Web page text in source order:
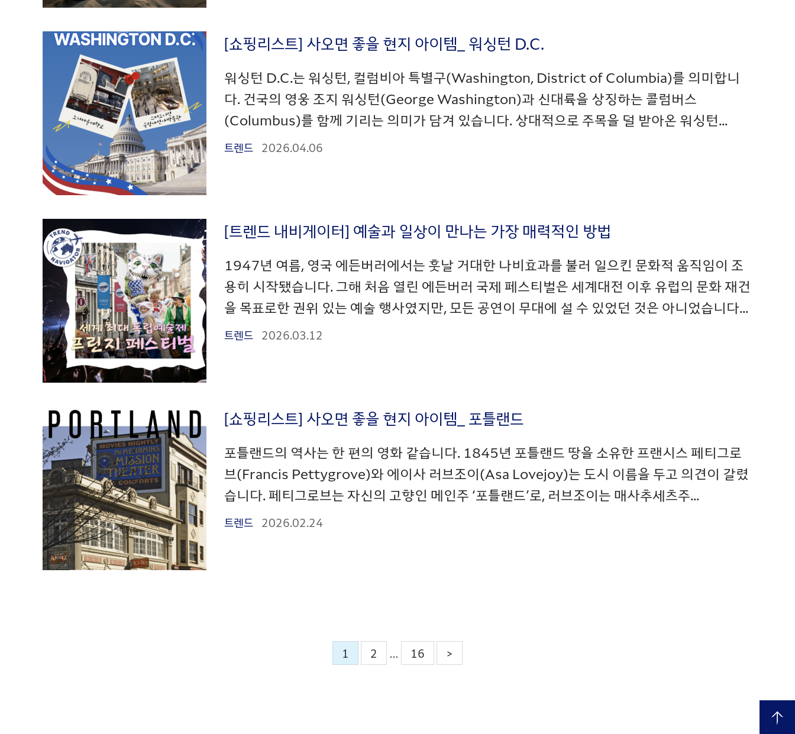
[쇼핑리스트] 사오면 좋을 현지 아이템_ 워싱턴 D.C.
워싱턴 D.C.는 워싱턴, 컬럼비아 특별구(Washington, District of Columbia)를 의미합니
다. 건국의 영웅 조지 워싱턴(George Washington)과 신대륙을 상징하는 콜럼버스
(Columbus)를 함께 기리는 의미가 담겨 있습니다. 상대적으로 주목을 덜 받아온 워싱턴...
트렌드 2026.04.06
[트렌드 내비게이터] 예술과 일상이 만나는 가장 매력적인 방법
1947년 여름, 영국 에든버러에서는 훗날 거대한 나비효과를 불러 일으킨 문화적 움직임이 조
용히 시작됐습니다. 그해 처음 열린 에든버러 국제 페스티벌은 세계대전 이후 유럽의 문화 재건
을 목표로한 권위 있는 예술 행사였지만, 모든 공연이 무대에 설 수 있었던 것은 아니었습니다...
트렌드 2026.03.12
[쇼핑리스트] 사오면 좋을 현지 아이템_ 포틀랜드
포틀랜드의 역사는 한 편의 영화 같습니다. 1845년 포틀랜드 땅을 소유한 프랜시스 페티그로
브(Francis Pettygrove)와 에이사 러브조이(Asa Lovejoy)는 도시 이름을 두고 의견이 갈렸
습니다. 페티그로브는 자신의 고향인 메인주 ‘포틀랜드’로, 러브조이는 매사추세츠주...
트렌드 2026.02.24
1 2 … 16 >